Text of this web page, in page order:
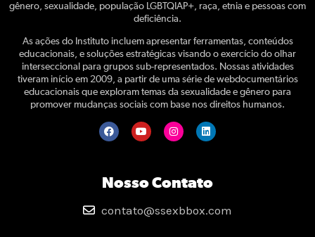
gênero, sexualidade, população LGBTQIAP+, raça, etnia e pessoas com
deficiência.
As ações do Instituto incluem apresentar ferramentas, conteúdos
educacionais, e soluções estratégicas visando o exercício do olhar
interseccional para grupos sub-representados. Nossas atividades
tiveram início em 2009, a partir de uma série de webdocumentários
educacionais que exploram temas da sexualidade e gênero para
promover mudanças sociais com base nos direitos humanos.
Nosso Contato
contato@ssexbbox.com